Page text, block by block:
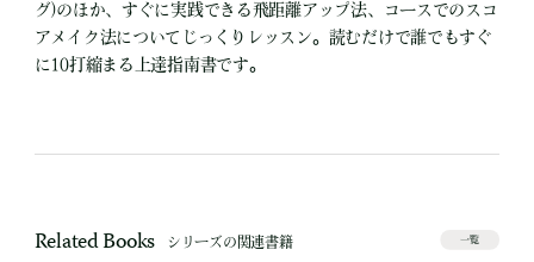
グ)のほか、すぐに実践できる飛距離アップ法、コースでのスコ
アメイク法についてじっくりレッスン。読むだけで誰でもすぐ
に10打縮まる上達指南書です。
Related Books シリーズの関連書籍 一覧